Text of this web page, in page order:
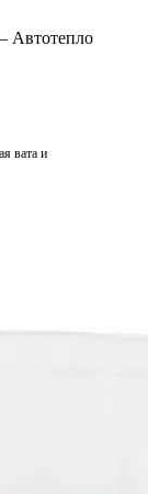
Автотепло
вата и